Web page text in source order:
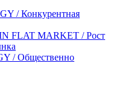
/ Конкурентная
FLAT MARKET / Рост
/ Общественно